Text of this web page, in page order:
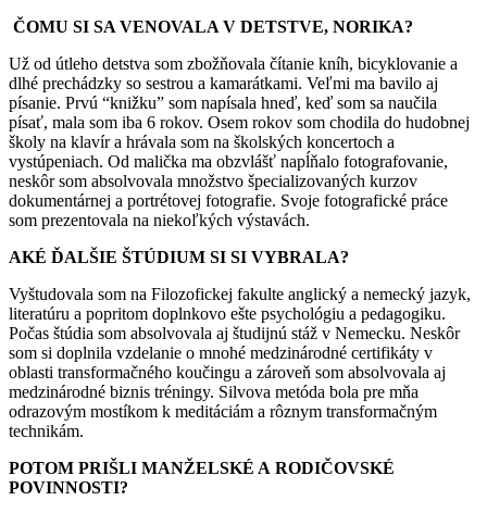
ČOMU SI SA VENOVALA V DETSTVE, NORIKA?
Už od útleho detstva som zbožňovala čítanie kníh, bicyklovanie a
dlhé prechádzky so sestrou a kamarátkami. Veľmi ma bavilo aj
písanie. Prvú “knižku” som napísala hneď, keď som sa naučila
písať, mala som iba 6 rokov. Osem rokov som chodila do hudobnej
školy na klavír a hrávala som na školských koncertoch a
vystúpeniach. Od malička ma obzvlášť napĺňalo fotografovanie,
neskôr som absolvovala množstvo špecializovaných kurzov
dokumentárnej a portrétovej fotografie. Svoje fotografické práce
som prezentovala na niekoľkých výstavách.
AKÉ ĎALŠIE ŠTÚDIUM SI SI VYBRALA?
Vyštudovala som na Filozofickej fakulte anglický a nemecký jazyk,
literatúru a popritom doplnkovo ešte psychológiu a pedagogiku.
Počas štúdia som absolvovala aj študijnú stáž v Nemecku. Neskôr
som si doplnila vzdelanie o mnohé medzinárodné certifikáty v
oblasti transformačného koučingu a zároveň som absolvovala aj
medzinárodné biznis tréningy. Silvova metóda bola pre mňa
odrazovým mostíkom k meditáciám a rôznym transformačným
technikám.
POTOM PRIŠLI MANŽELSKÉ A RODIČOVSKÉ
POVINNOSTI?